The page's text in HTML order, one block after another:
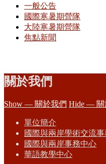
一般公告
國際寒暑期營隊
大陸寒暑期營隊
焦點新聞
關於我們
Show — 關於我們 Hide — 關
單位簡介
國際與兩岸學術交流事
國際與兩岸事務中心
華語教學中心